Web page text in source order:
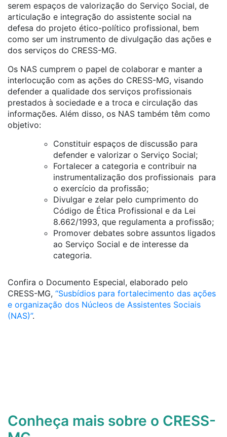
serem espaços de valorização do Serviço Social, de
articulação e integração do assistente social na
defesa do projeto ético-político profissional, bem
como ser um instrumento de divulgação das ações e
dos serviços do CRESS-MG.
Os NAS cumprem o papel de colaborar e manter a
interlocução com as ações do CRESS-MG, visando
defender a qualidade dos serviços profissionais
prestados à sociedade e a troca e circulação das
informações. Além disso, os NAS também têm como
objetivo:
Constituir espaços de discussão para
defender e valorizar o Serviço Social;
Fortalecer a categoria e contribuir na
instrumentalização dos profissionais para
o exercício da profissão;
Divulgar e zelar pelo cumprimento do
Código de Ética Profissional e da Lei
8.662/1993, que regulamenta a profissão;
Promover debates sobre assuntos ligados
ao Serviço Social e de interesse da
categoria.
Confira o Documento Especial, elaborado pelo
CRESS-MG, “Susbídios para fortalecimento das ações
e organização dos Núcleos de Assistentes Sociais
(NAS)”.
Conheça mais sobre o CRESS-